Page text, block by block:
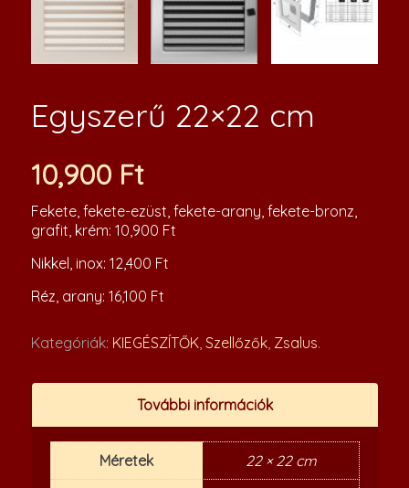
Egyszerű 22×22 cm
10,900 Ft
Fekete, fekete-ezüst, fekete-arany, fekete-bronz,
grafit, krém: 10,900 Ft
Nikkel, inox: 12,400 Ft
Réz, arany: 16,100 Ft
Kategóriák: KIEGÉSZÍTŐK, Szellőzők, Zsalus.
További információk
Méretek 22 × 22 cm